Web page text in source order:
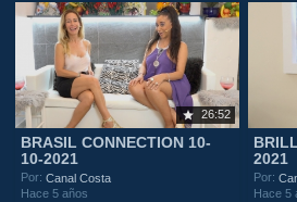
26:52
BRASIL CONNECTION 10-
10-2021
Por:Canal Costa
Hace 5 años
2021
Por:
Hace 5